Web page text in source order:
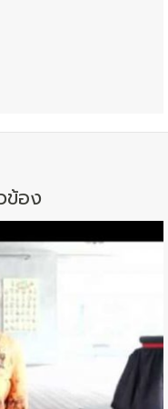
ข้อง